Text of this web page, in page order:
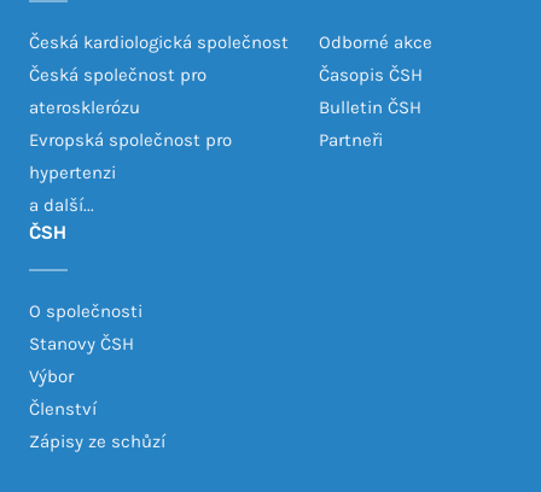
ČSH
O společnosti
Stanovy ČSH
Výbor
Členství
Zápisy ze schůzí
Odborné akce
Časopis ČSH
Bulletin ČSH
Partneři
Česká kardiologická společnost
Česká společnost pro
aterosklerózu
Evropská společnost pro
hypertenzi
a další...